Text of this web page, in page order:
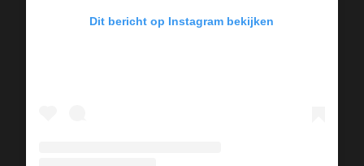
Dit bericht op Instagram bekijken